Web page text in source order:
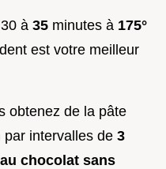
à 35 minutes à 175°
est votre meilleur
obtenez de la pâte
intervalles de 3
chocolat sans